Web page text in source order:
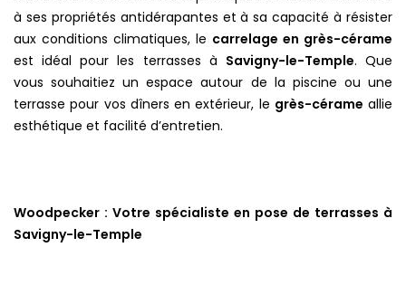
à ses propriétés antidérapantes et à sa capacité à résister
aux conditions climatiques, le carrelage en grès-cérame
est idéal pour les terrasses à Savigny-le-Temple. Que
vous souhaitiez un espace autour de la piscine ou une
terrasse pour vos dîners en extérieur, le grès-cérame allie
esthétique et facilité d’entretien.
Woodpecker : Votre spécialiste en pose de terrasses à
Savigny-le-Temple